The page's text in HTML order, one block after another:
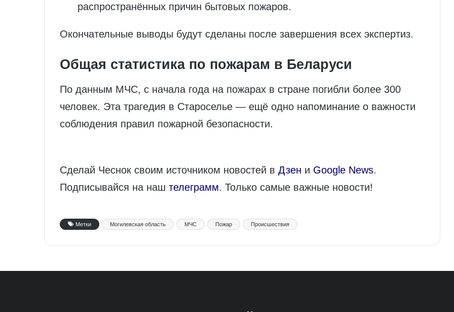
распространённых причин бытовых пожаров.
Окончательные выводы будут сделаны после завершения всех экспертиз.
Общая статистика по пожарам в Беларуси
По данным МЧС, с начала года на пожарах в стране погибли более 300
человек. Эта трагедия в Староселье — ещё одно напоминание о важности
соблюдения правил пожарной безопасности.
Сделай Чеснок своим источником новостей в Дзен и Google News.
Подписывайся на наш телеграмм. Только самые важные новости!
Метки Могилевская область МЧС Пожар Происшествия